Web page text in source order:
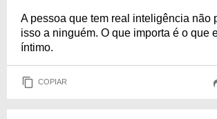
A pessoa que tem real inteligência não
isso a ninguém. O que importa é o que
íntimo.
COPIAR